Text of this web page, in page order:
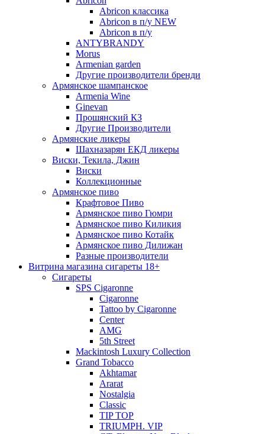
Abricon классика
Abricon в п/у NEW
Abricon в п/у
ANTYBRANDY
Morus
Armenian garden
Другие производители бренди
Армянское шампанское
Armenia Wine
Ginevan
Прошянский КЗ
Другие Производители
Армянские ликеры
Шахназарян ЕКД ликеры
Виски, Текила, Джин
Виски
Коллекционные
Армянское пиво
Крафтовое Пиво
Армянское пиво Гюмри
Армянское пиво Киликия
Армянское пиво Котайк
Армянское пиво Дилижан
Разные производители
Витрина магазина сигареты 18+
Cигареты
SPS Cigaronne
Сigaronne
Tattoo by Cigaronne
Center
AMG
5th Street
Mackintosh Luxury Collection
Grand Tobacco
Akhtamar
Ararat
Nostalgia
Classic
TIP TOP
TRIUMPH. VIP